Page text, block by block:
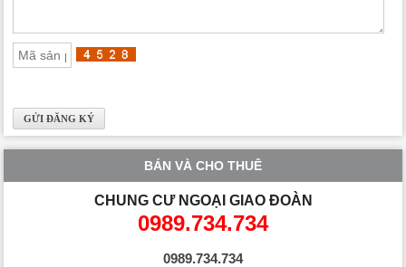
BÁN VÀ CHO THUÊ
CHUNG CƯ NGOẠI GIAO ĐOÀN
0989.734.734
0989.734.734